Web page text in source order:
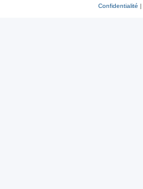
Confidentialité |